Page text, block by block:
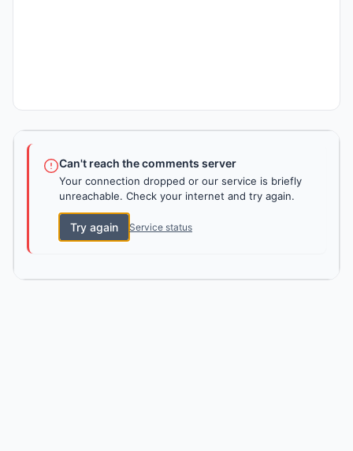
Can't reach the comments server
Your connection dropped or our service is briefly
unreachable. Check your internet and try again.
Try again Service status